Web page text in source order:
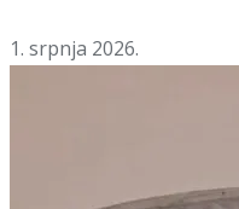
1. srpnja 2026.